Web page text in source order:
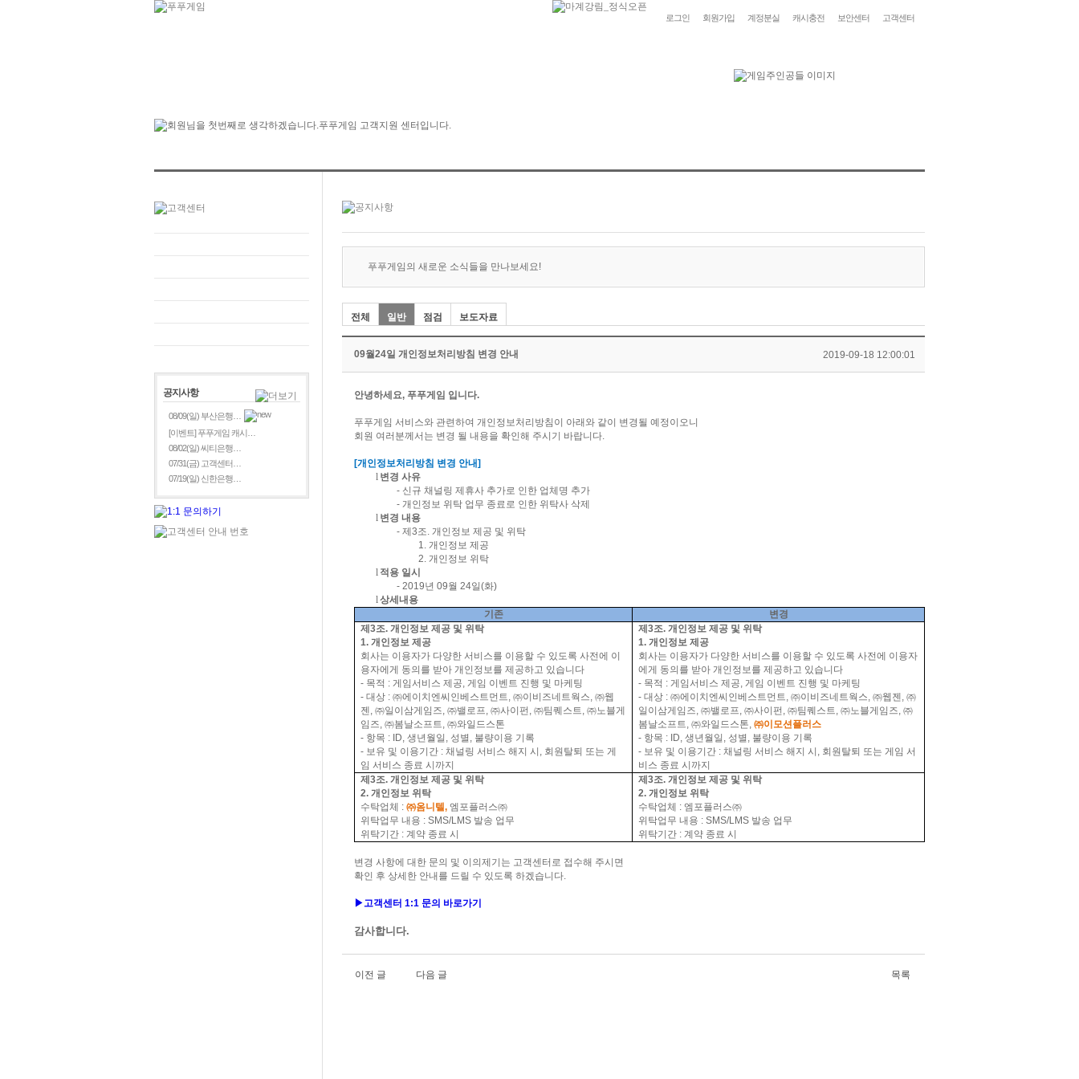
로그인 회원가입 계정분실 캐시충전 보안센터 고객센터
공지사항
08/09(일) 부산은행…
[이벤트] 푸푸게임 캐시…
08/02(일) 씨티은행…
07/31(금) 고객센터…
07/19(일) 신한은행…
푸푸게임의 새로운 소식들을 만나보세요!
전체 일반 점검 보도자료
09월24일 개인정보처리방침 변경 안내 2019-09-18 12:00:01
안녕하세요, 푸푸게임 입니다.
푸푸게임 서비스와 관련하여 개인정보처리방침이 아래와 같이 변경될 예정이오니
회원 여러분께서는 변경 될 내용을 확인해 주시기 바랍니다.
[개인정보처리방침 변경 안내]
l 변경 사유
- 신규 채널링 제휴사 추가로 인한 업체명 추가
- 개인정보 위탁 업무 종료로 인한 위탁사 삭제
l 변경 내용
- 제3조.개인정보 제공 및 위탁
1. 개인정보 제공
2. 개인정보 위탁
l 적용 일시
- 2019년 09월 24일(화)
l상세내용
기존
변경
제3조.개인정보 제공 및 위탁
1.개인정보 제공
회사는 이용자가 다양한 서비스를 이용할 수 있도록 사전에 이
용자에게 동의를 받아 개인정보를 제공하고 있습니다
- 목적 :게임서비스 제공,게임 이벤트 진행 및 마케팅
-대상 :㈜에이치엔씨인베스트먼트,㈜이비즈네트웍스,㈜웹
젠,㈜일이삼게임즈,㈜밸로프,㈜사이펀 ,㈜팀퀘스트,㈜노블게
임즈,㈜봄날소프트,㈜와일드스톤
- 항목 : ID,생년월일 , 성별 , 불량이용 기록
- 보유 및 이용기간 :채널링 서비스 해지 시 , 회원탈퇴 또는 게
임 서비스 종료 시까지
제3조.개인정보 제공 및 위탁
1.개인정보 제공
회사는 이용자가 다양한 서비스를 이용할 수 있도록 사전에 이용자
에게 동의를 받아 개인정보를 제공하고 있습니다
- 목적 :게임서비스 제공,게임 이벤트 진행 및 마케팅
-대상 :㈜에이치엔씨인베스트먼트,㈜이비즈네트웍스,㈜웹젠,㈜
일이삼게임즈,㈜밸로프,㈜사이펀 ,㈜팀퀘스트,㈜노블게임즈,㈜
봄날소프트,㈜와일드스톤,㈜이모션플러스
- 항목 : ID,생년월일 , 성별 , 불량이용 기록
- 보유 및 이용기간 :채널링 서비스 해지 시 , 회원탈퇴 또는 게임 서
비스 종료 시까지
제3조.개인정보 제공 및 위탁
2.개인정보 위탁
수탁업체 :㈜옴니텔, 엠포플러스㈜
위탁업무 내용 : SMS/LMS 발송 업무
위탁기간 :계약 종료 시
제3조.개인정보 제공 및 위탁
2.개인정보 위탁
수탁업체 :엠포플러스㈜
위탁업무 내용 : SMS/LMS 발송 업무
위탁기간 :계약 종료 시
변경 사항에 대한 문의 및 이의제기는 고객센터로 접수해 주시면
확인 후 상세한 안내를 드릴 수 있도록 하겠습니다.
▶고객센터 1:1 문의 바로가기
감사합니다.
이전 글 다음 글 목록